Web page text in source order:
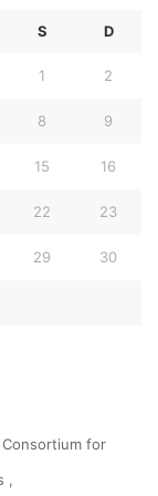
S D
1 2
8 9
15 16
22 23
29 30
Consortium for
,